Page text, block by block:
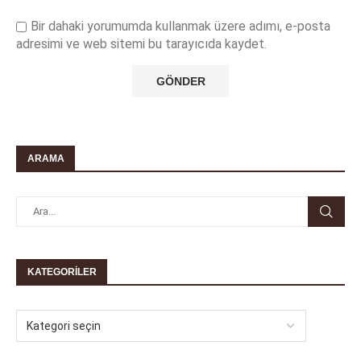
Bir dahaki yorumumda kullanmak üzere adımı, e-posta
adresimi ve web sitemi bu tarayıcıda kaydet.
ARAMA
KATEGORILER